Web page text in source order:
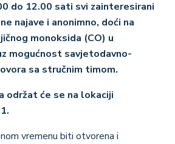
do 12.00 sati svi zainteresirani
najave i anonimno, doći na
monoksida (CO) u
mogućnost savjetodavno-
sa stručnim timom.
održat će se na lokaciji
vremenu biti otvorena i